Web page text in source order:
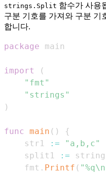
strings.Split 함수가 사용
구분 기호를 가져와 구분 기
합니다.
package
import
(
"fmt"
"strings"
)
func main ( )
{
    str1
:=
"a,b,c"
    split1
:=
    fmt
. Printf (